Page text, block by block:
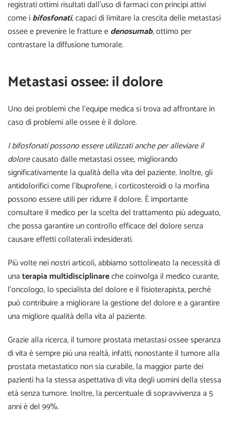
registrati ottimi risultati dall’uso di farmaci con principi attivi
come ibifosfonati, capaci di limitare la crescita delle metastasi
ossee e prevenire le fratture edenosumab,ottimo per
contrastare la diffusione tumorale.
Metastasi ossee: il dolore
Uno dei problemi che l’equipe medica si trova ad affrontare in
caso di problemi alle ossee è il dolore.
I bifosfonati possono essere utilizzati anche per alleviare il
dolorecausato dalle metastasi ossee, migliorando
significativamente la qualità della vita del paziente. Inoltre, gli
antidolorifici come l’ibuprofene, i corticosteroidi o la morfina
possono essere utili per ridurre il dolore. È importante
consultare il medico per la scelta del trattamento più adeguato,
che possa garantire un controllo efficace del dolore senza
causare effetti collaterali indesiderati.
Più volte nei nostri articoli, abbiamo sottolineato la necessità di
unaterapia multidisciplinareche coinvolga il medico curante,
l’oncologo, lo specialista del dolore e il fisioterapista, perché
può contribuire a migliorare la gestione del dolore e a garantire
una migliore qualità della vita al paziente.
Grazie alla ricerca, il tumore prostata metastasi ossee speranza
di vita è sempre più una realtà, infatti, nonostante il tumore alla
prostata metastatico non sia curabile, la maggior parte dei
pazienti ha la stessa aspettativa di vita degli uomini della stessa
età senza tumore. Inoltre, la percentuale di sopravvivenza a 5
anni è del 99%.